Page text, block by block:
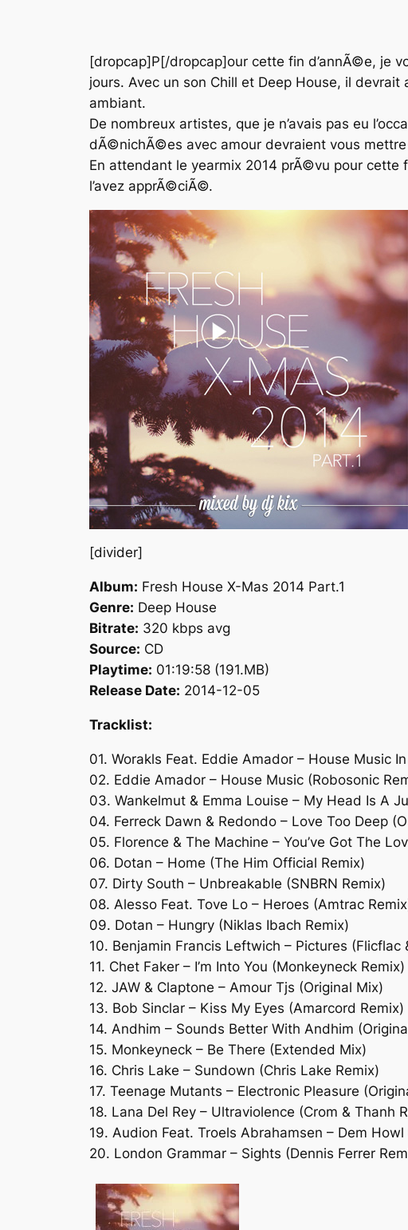
[dropcap]P[/dropcap]our cette fin d’annÃ©e, je
jours. Avec un son Chill et Deep House, il devrait
ambiant.
De nombreux artistes, que je n’avais pas eu
dÃ©nichÃ©es avec amour devraient vous
En attendant le yearmix 2014 prÃ©vu pour
l’avez apprÃ©ciÃ©.
[divider]
Album: Fresh House X-Mas 2014 Part.1
Genre: Deep House
Bitrate: 320 kbps avg
Source: CD
Playtime: 01:19:58 (191.MB)
Release Date: 2014-12-05
Tracklist:
01. Worakls Feat. Eddie Amador – House Music
02. Eddie Amador – House Music (Robosonic
03. Wankelmut & Emma Louise – My Head Is A
04. Ferreck Dawn & Redondo – Love Too Deep
05. Florence & The Machine – You’ve Got The
06. Dotan – Home (The Him Official Remix)
07. Dirty South – Unbreakable (SNBRN Remix)
08. Alesso Feat. Tove Lo – Heroes (Amtrac
09. Dotan – Hungry (Niklas Ibach Remix)
10. Benjamin Francis Leftwich – Pictures (Flicflac
11. Chet Faker – I’m Into You (Monkeyneck Remix)
12. JAW & Claptone – Amour Tjs (Original Mix)
13. Bob Sinclar – Kiss My Eyes (Amarcord Remix)
14. Andhim – Sounds Better With Andhim
15. Monkeyneck – Be There (Extended Mix)
16. Chris Lake – Sundown (Chris Lake Remix)
17. Teenage Mutants – Electronic Pleasure
18. Lana Del Rey – Ultraviolence (Crom & Thanh
19. Audion Feat. Troels Abrahamsen – Dem
20. London Grammar – Sights (Dennis Ferrer